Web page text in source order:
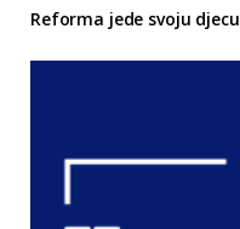
Reforma jede svoju djecu